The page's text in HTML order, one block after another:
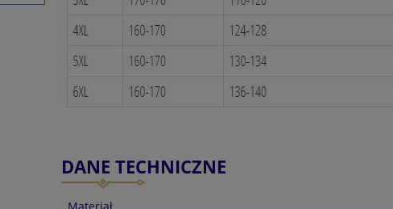
DANE TECHNICZNE
Materiał